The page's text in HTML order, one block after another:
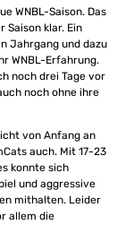
WNBL-Saison. Das
klar. Ein
Jahrgang und dazu
WNBL-Erfahrung.
noch drei Tage vor
noch ohne ihre
von Anfang an
auch. Mit 17-23
konnte sich
und aggressive
mithalten. Leider
allem die